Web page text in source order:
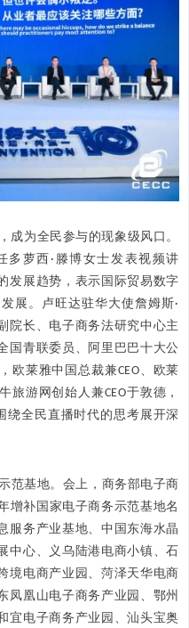
成为全民参与的现象级风口。
多萝西·滕博女士发表视频讲
发展趋势，表示国际贸易数字
展。卢旺达驻华大使詹姆斯·
院长、电子商务法研究中心主
国青联委员、阿里巴巴十大公
欧莱雅中国总裁兼CEO、欧莱
游网创始人兼CEO于敦德，
绕全民直播时代的思考展开深
范基地。会上，商务部电子商
增补国家电子商务示范基地名
服务产业基地、中国东海水晶
中心、义乌陆港电商小镇、石
境电商产业园、菏泽天华电商
凤凰山电子商务产业园、鄂州
宜电子商务产业园、汕头宝奥